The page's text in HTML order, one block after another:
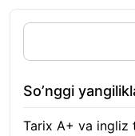
So’nggi
Tarix A+ va ingliz